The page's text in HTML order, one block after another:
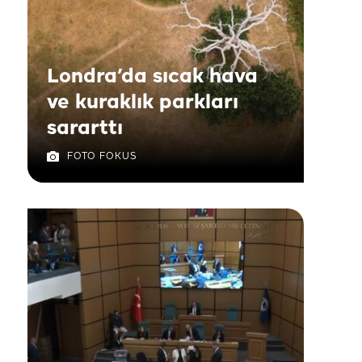
Londra’da sıcak hava
ve kuraklık parkları
sararttı
FOTO FOKUS